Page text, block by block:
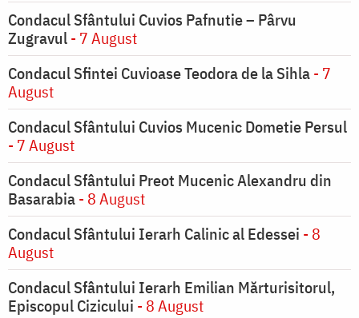
Condacul Sfântului Cuvios Pafnutie – Pârvu
Zugravul- 7 August
Condacul Sfintei Cuvioase Teodora de la Sihla- 7
August
Condacul Sfântului Cuvios Mucenic Dometie Persul
- 7 August
Condacul Sfântului Preot Mucenic Alexandru din
Basarabia- 8 August
Condacul Sfântului Ierarh Calinic al Edessei - 8
August
Condacul Sfântului Ierarh Emilian Mărturisitorul,
Episcopul Cizicului - 8 August